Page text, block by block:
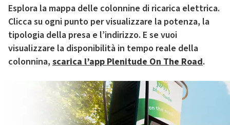
Esplora la mappa delle colonnine di ricarica elettrica.
Clicca su ogni punto per visualizzare la potenza, la
tipologia della presa e l’indirizzo. E se vuoi
visualizzare la disponibilità in tempo reale della
colonnina, scarica l’app Plenitude On The Road.